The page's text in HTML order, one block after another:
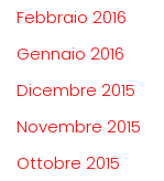
Febbraio 2016
Gennaio 2016
Dicembre 2015
Novembre 2015
Ottobre 2015